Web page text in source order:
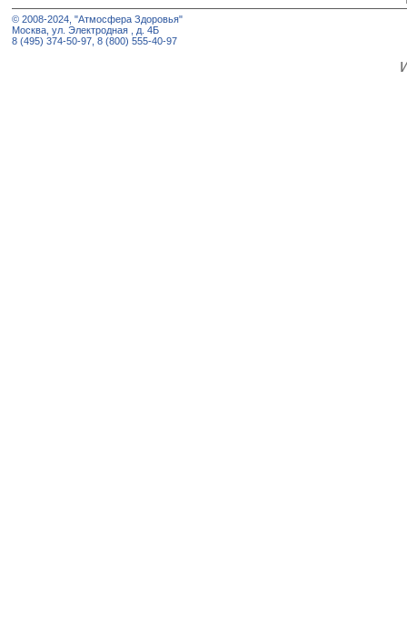
© 2008-2024, "Атмосфера Здоровья"
Москва, ул. Электродная , д. 4Б
8 (495) 374-50-97, 8 (800) 555-40-97